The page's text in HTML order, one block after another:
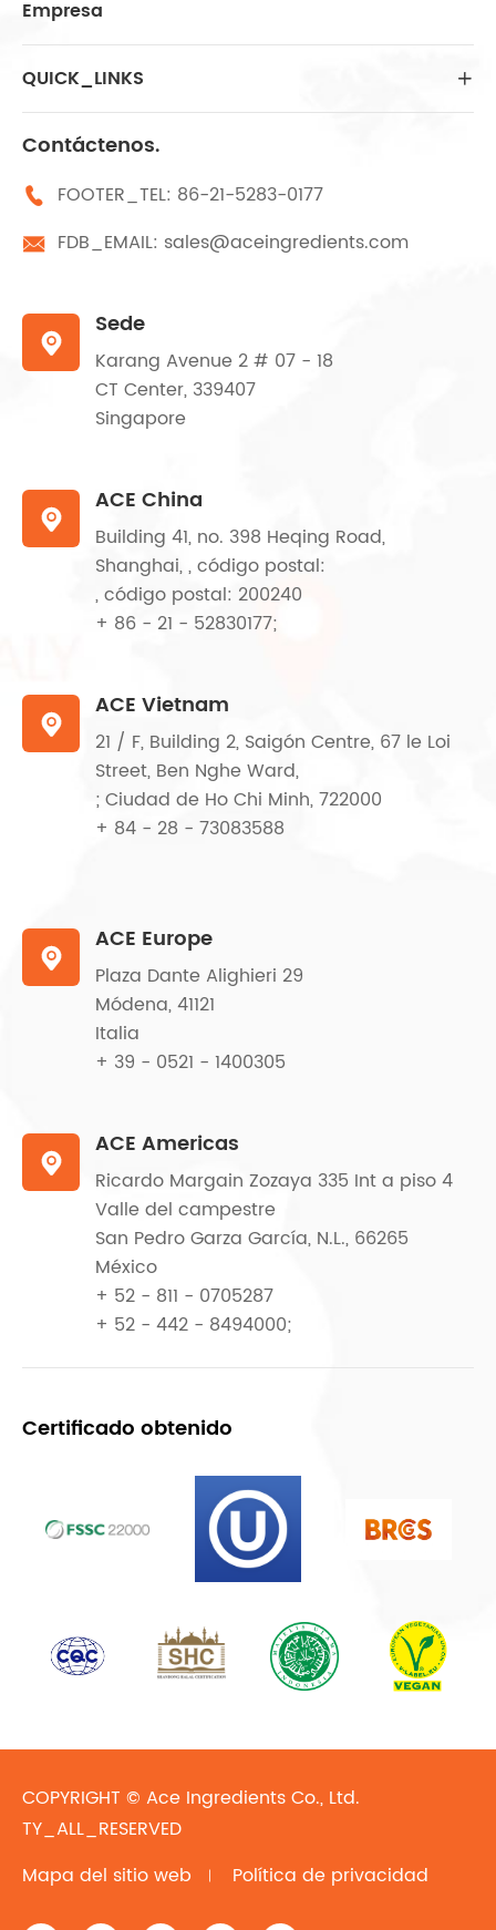
Empresa
QUICK_LINKS 
Contáctenos.
 FOOTER_TEL: 86-21-5283-0177
 FDB_EMAIL: sales@aceingredients.com

Sede
Karang Avenue 2 # 07 - 18
CT Center, 339407
Singapore

ACE China
Building 41, no. 398 Heqing Road,
Shanghai, , código postal:
, código postal: 200240
+ 86 - 21 - 52830177;

ACE Vietnam
21 / F, Building 2, Saigón Centre, 67 le Loi
Street, Ben Nghe Ward,
; Ciudad de Ho Chi Minh, 722000
+ 84 - 28 - 73083588

ACE Europe
Plaza Dante Alighieri 29
Módena, 41121
Italia
+ 39 - 0521 - 1400305

ACE Americas
Ricardo Margain Zozaya 335 Int a piso 4
Valle del campestre
San Pedro Garza García, N.L., 66265
México
+ 52 - 811 - 0705287
+ 52 - 442 - 8494000;
Certificado obtenido
COPYRIGHT © Ace Ingredients Co., Ltd.
TY_ALL_RESERVED
Mapa del sitio web
Política de privacidad